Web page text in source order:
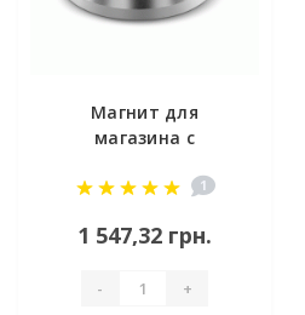
Магнит для
магазина с
1
1 547,32 грн.
- +